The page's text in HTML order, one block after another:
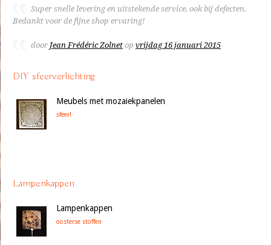
Super snelle levering en uitstekende service, ook bij defecten.
Bedankt voor de fijne shop ervaring!
door Jean Frédéric Zolnet op vrijdag 16 januari 2015
DIY sfeerverlichting
Meubels met mozaiekpanelen
sfeer!
Lampenkappen
Lampenkappen
oosterse stoffen